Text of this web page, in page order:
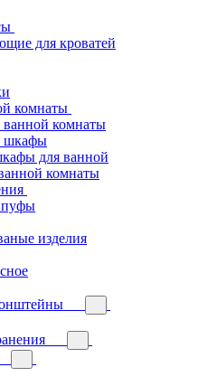
для кроватей
комнаты
ванной комнаты
шкафы
для ванной
комнаты
пуфы
изделия